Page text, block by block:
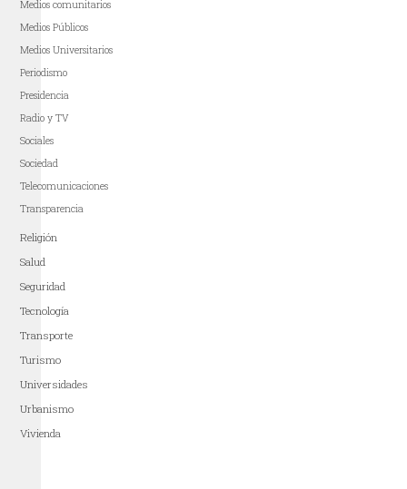
Medios comunitarios
Medios Públicos
Medios Universitarios
Periodismo
Presidencia
Radio y TV
Sociales
Sociedad
Telecomunicaciones
Transparencia
Religión
Salud
Seguridad
Tecnología
Transporte
Turismo
Universidades
Urbanismo
Vivienda